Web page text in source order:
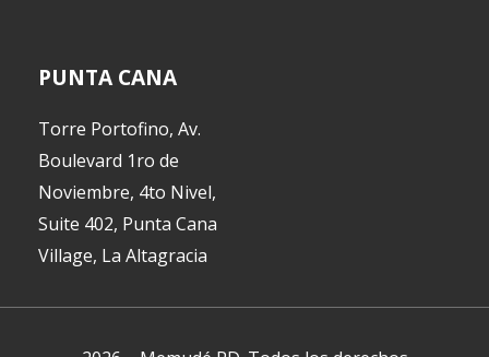
PUNTA CANA
Torre Portofino, Av.
Boulevard 1ro de
Noviembre, 4to Nivel,
Suite 402, Punta Cana
Village, La Altagracia